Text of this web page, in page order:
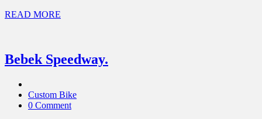
READ MORE
Bebek Speedway.
Custom Bike
0 Comment